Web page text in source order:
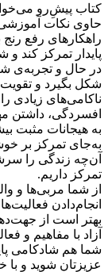
کتاب پیشِ‌رو
حاوی نکات آموزشی
راهکارهای رفع
پایدار تمرکز کند
در حال و تجربه‌ی
شکل بگیرد و
ناکامی‌های زیادی
افسردگی‌، داشتن
به هیجانات مثبت
به‌جای تمرکز بر
آن‌چه زندگی را
تمرکز داریم.
از شما مربی‌ها و
انجام‌دادن
بهتر است از
آزاد با مفاهیم و
شما هم شادکامی
عزیزتان شوید و با